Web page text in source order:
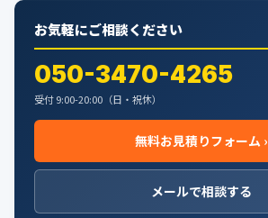
お気軽にご相談ください
050-3470-4265
受付 9:00-20:00（日・祝休）
無料お見積りフォーム ›
メールで相談する